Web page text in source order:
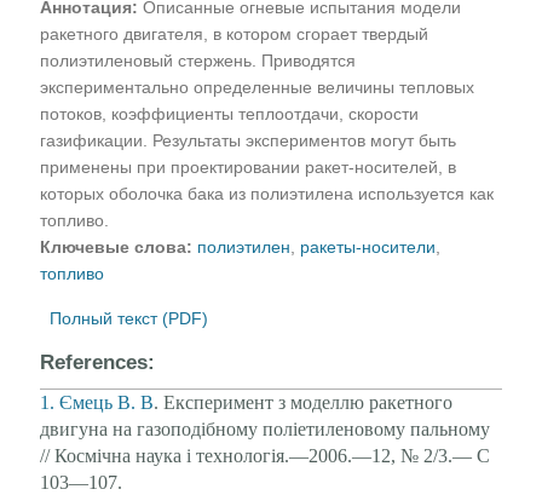
Аннотация:Описанные огневые испытания модели
ракетного двигателя, в котором сгорает твердый
полиэтиленовый стержень. Приводятся
экспериментально определенные величины тепловых
потоков, коэффициенты теплоотдачи, скорости
газификации. Результаты экспериментов могут быть
применены при проектировании ракет-носителей, в
которых оболочка бака из полиэтилена используется как
топливо.
Ключевые слова: полиэтилен ракеты-носители
топливо
Полный текст (PDF)
References:
1. Ємець В. В. Експеримент з моделлю ракетного
двигуна на газоподібному поліетиленовому пальному
// Космічна наука і технологія.—2006.—12, № 2/3.— С
103—107.